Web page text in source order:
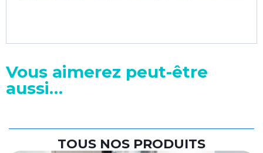
Vous aimerez peut-être
aussi…
TOUS NOS PRODUITS